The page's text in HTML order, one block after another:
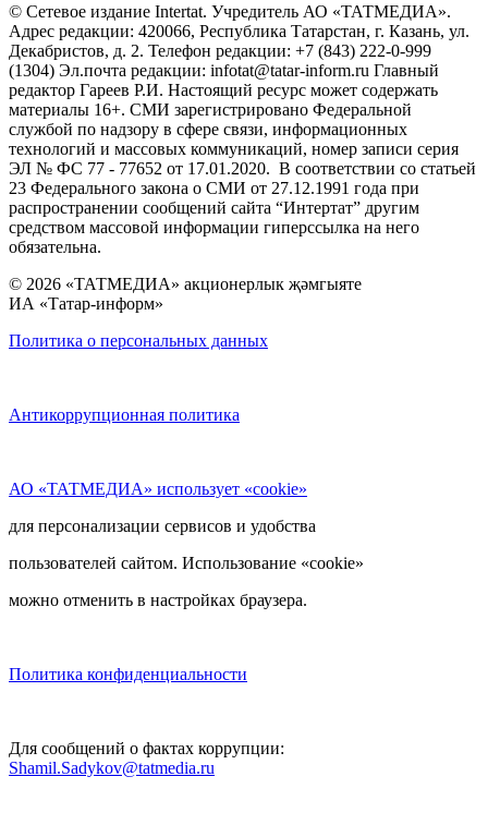
© Сетевое издание Intertat. Учредитель АО «ТАТМЕДИА».
Адрес редакции: 420066, Республика Татарстан, г. Казань, ул.
Декабристов, д. 2. Телефон редакции: +7 (843) 222-0-999
(1304) Эл.почта редакции: infotat@tatar-inform.ru Главный
редактор Гареев Р.И. Настоящий ресурс может содержать
материалы 16+. СМИ зарегистрировано Федеральной
службой по надзору в сфере связи, информационных
технологий и массовых коммуникаций, номер записи серия
ЭЛ № ФС 77 - 77652 от 17.01.2020. В соответствии со статьей
23 Федерального закона о СМИ от 27.12.1991 года при
распространении сообщений сайта “Интертат” другим
средством массовой информации гиперссылка на него
обязательна.
© 2026 «ТАТМЕДИА» акционерлык җәмгыяте
ИА «Татар-информ»
Политика о персональных данных
Антикоррупционная политика
АО «ТАТМЕДИА» использует «cookie»
для персонализации сервисов и удобства
пользователей сайтом. Использование «cookie»
можно отменить в настройках браузера.
Политика конфиденциальности
Для сообщений о фактах коррупции:
Shamil.Sadykov@tatmedia.ru